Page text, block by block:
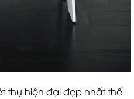
hiện đại đẹp nhất thế